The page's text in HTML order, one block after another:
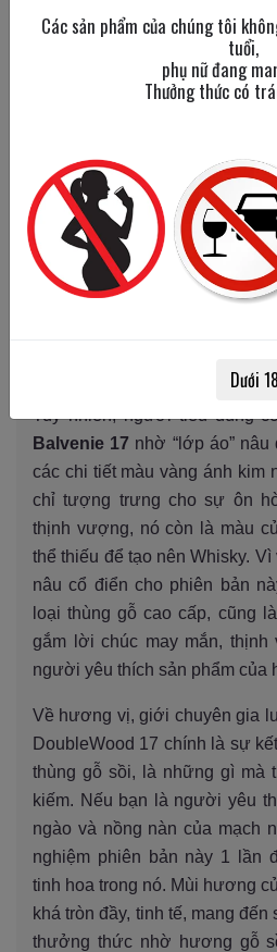
Thành quả của quá trình chế
phu
đựng của Balvenie
nguyên như các phiên bản
Tuy nhiên, người tiêu dùng
Balvenie 17 nhờ “lớp áo”
các chi tiết màu vàng ánh kim
chỉ tượng trưng cho sự ôn
thịnh vượng, nó còn là màu
thể thiếu để tạo nên Whisky.
nâu cổ điển cho phiên bản
loại thùng gỗ cao cấp, cũng
gắm lời chúc may mắn,
người yêu thích sản phẩm của
Về hương vị, giới chuyên gia
DoubleWood 17 chính là sự
thùng gỗ sồi, là những gì mà
kiếm. Nếu bạn là người yêu
ngào và nồng nàn của mạch
nghiệm phiên bản này 1 lần
tinh hoa trong nó. Mùi hương
khá tròn đầy, tinh tế, mang
thưởng thức nhờ hương gỗ
Các sản phẩm của chúng tôi
tuổi,
phụ nữ đang
Thưởng thức có
Dưới